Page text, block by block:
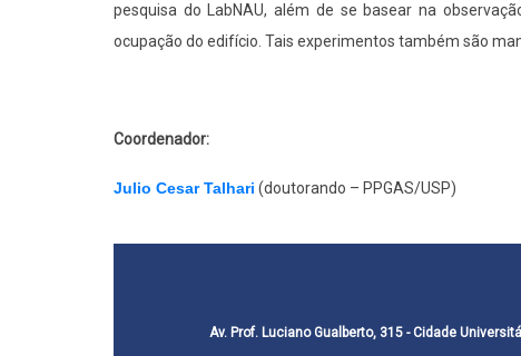
pesquisa do LabNAU, além de se basear na
ocupação do edifício. Tais experimentos também são
Coordenador:
Julio Cesar Talhari (doutorando – PPGAS/USP)
Av. Prof. Luciano Gualberto, 315 - Cidade